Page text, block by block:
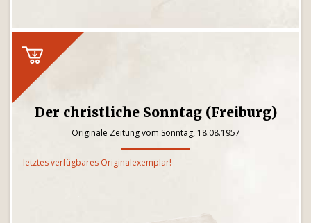
Der christliche Sonntag (Freiburg)
Originale Zeitung vom Sonntag, 18.08.1957
letztes verfügbares Originalexemplar!